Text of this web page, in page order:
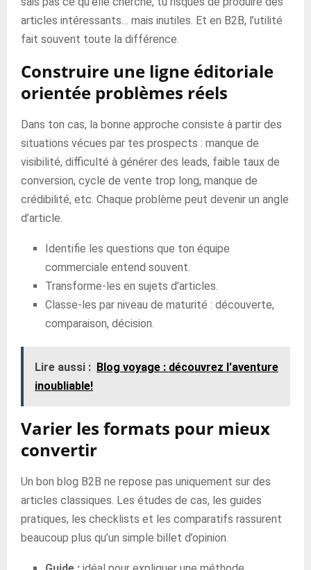
articles intéressants… mais inutiles. Et en B2B, l’utilité
fait souvent toute la différence.
Construire une ligne éditoriale
orientée problèmes réels
Dans ton cas, la bonne approche consiste à partir des
situations vécues par tes prospects : manque de
visibilité, difficulté à générer des leads, faible taux de
conversion, cycle de vente trop long, manque de
crédibilité, etc. Chaque problème peut devenir un angle
d’article.
Identifie les questions que ton équipe
commerciale entend souvent.
Transforme-les en sujets d’articles.
Classe-les par niveau de maturité : découverte,
comparaison, décision.
Lire aussi : Blog voyage : découvrez l'aventure
inoubliable!
Varier les formats pour mieux
convertir
Un bon blog B2B ne repose pas uniquement sur des
articles classiques. Les études de cas, les guides
pratiques, les checklists et les comparatifs rassurent
beaucoup plus qu’un simple billet d’opinion.